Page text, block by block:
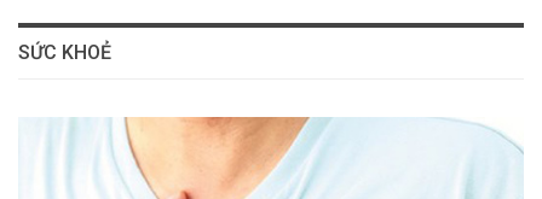
SỨC KHOẺ